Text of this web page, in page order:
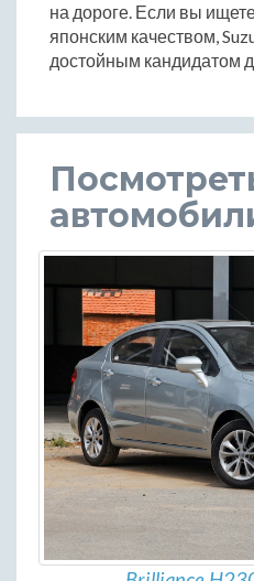
на дороге. Если вы
японским качеством,
достойным кандидатом